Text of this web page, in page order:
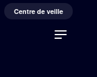
Centre de veille